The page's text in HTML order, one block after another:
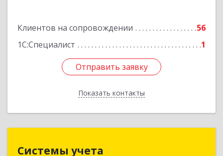
Клиентов на сопровождении
56
1С:Специалист
1
Отправить заявку
Показать контакты
Отправить заявку
Назад
Системы учета